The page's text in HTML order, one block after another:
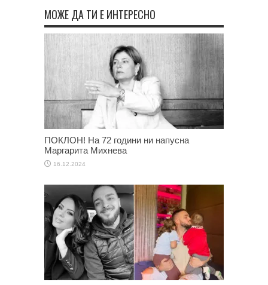
МОЖЕ ДА ТИ Е ИНТЕРЕСНО
ПОКЛОН! На 72 години ни напусна
Маргарита Михнева
16.12.2024